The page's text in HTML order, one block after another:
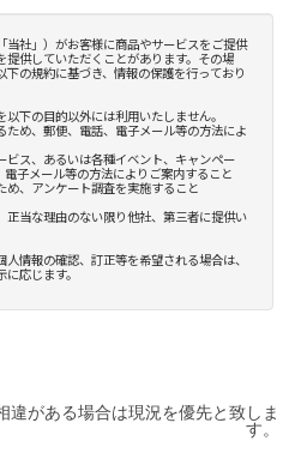
がある場合は現況を優先と致しま
す。